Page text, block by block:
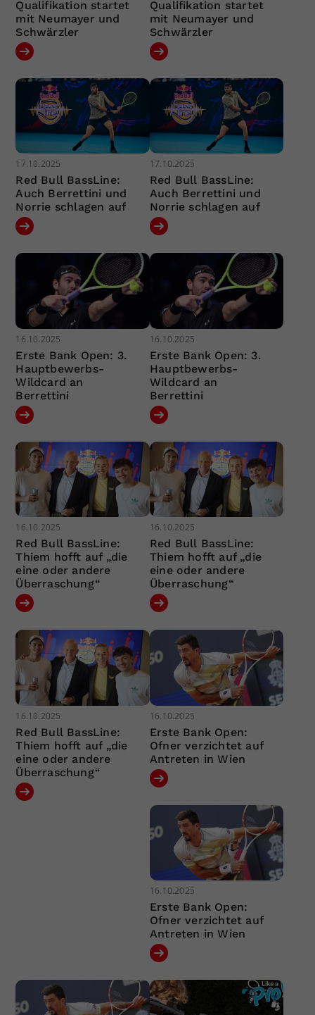
Qualifikation startet
mit Neumayer und
Schwärzler
Qualifikation startet
mit Neumayer und
Schwärzler
17.10.2025
Red Bull BassLine:
Auch Berrettini und
Norrie schlagen auf
17.10.2025
Red Bull BassLine:
Auch Berrettini und
Norrie schlagen auf
16.10.2025
Erste Bank Open: 3.
Hauptbewerbs-
Wildcard an
Berrettini
16.10.2025
Erste Bank Open: 3.
Hauptbewerbs-
Wildcard an
Berrettini
16.10.2025
Red Bull BassLine:
Thiem hofft auf „die
eine oder andere
Überraschung“
16.10.2025
Red Bull BassLine:
Thiem hofft auf „die
eine oder andere
Überraschung“
16.10.2025
Red Bull BassLine:
Thiem hofft auf „die
eine oder andere
Überraschung“
16.10.2025
Erste Bank Open:
Ofner verzichtet auf
Antreten in Wien
16.10.2025
Erste Bank Open:
Ofner verzichtet auf
Antreten in Wien